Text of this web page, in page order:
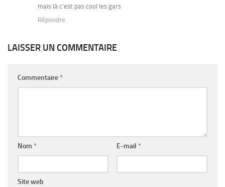
mais là c’est pas cool les gars
Répondre
LAISSER UN COMMENTAIRE
Commentaire*
Nom * E-mail *
Site web